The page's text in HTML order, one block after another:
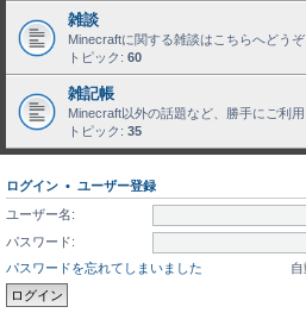
雑談
Minecraftに関する雑談はこちらへどうぞ
トピック: 60
雑記帳
Minecraft以外の話題など、勝手にご利用
トピック: 35
ログイン • ユーザー登録
ユーザー名:
パスワード:
パスワードを忘れてしまいました